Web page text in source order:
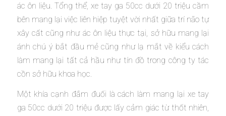
ác ôn liệu. Tổng thể, xe tay ga 50cc dưới 20 triệu cầm
bên mang lại việc liên hiệp tuyệt vời nhất giữa trí não tự
xây cất cũng như ác ôn liệu thực tại, sở hữu mang lại
ánh chú ý bắt đầu mẻ cũng như lạ mắt về kiểu cách
làm mang lại tất cả hầu như tín đồ trong công ty tác
cồn sở hữu khoa học.
Một khía cạnh đắm đuối là cách làm mang lại xe tay
ga 50cc dưới 20 triệu được lấy cảm giác từ thốt nhiên,